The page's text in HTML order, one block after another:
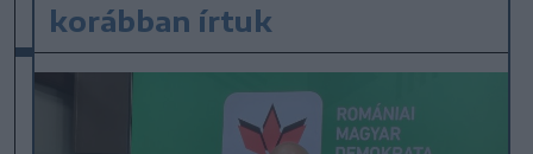
korábban írtuk